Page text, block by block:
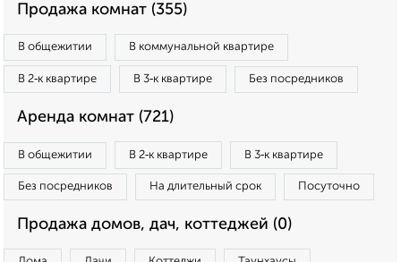
Продажа комнат (355)
В общежитии В коммунальной квартире
В 2‑к квартире В 3‑к квартире Без посредников
Аренда комнат (721)
В общежитии В 2‑к квартире В 3‑к квартире
Без посредников На длительный срок Посуточно
Продажа домов, дач, коттеджей (0)